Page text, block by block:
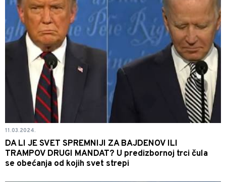
11.03.2024.
DA LI JE SVET SPREMNIJI ZA BAJDENOV ILI
TRAMPOV DRUGI MANDAT? U predizbornoj trci čula
se obećanja od kojih svet strepi